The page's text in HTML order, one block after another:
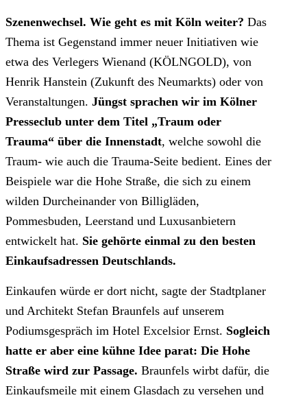
Szenenwechsel. Wie geht es mit Köln weiter? Das
Thema ist Gegenstand immer neuer Initiativen wie
etwa des Verlegers Wienand (KÖLNGOLD), von
Henrik Hanstein (Zukunft des Neumarkts) oder von
Veranstaltungen. Jüngst sprachen wir im Kölner
Presseclub unter dem Titel „Traum oder
Trauma“ über die Innenstadt, welche sowohl die
Traum- wie auch die Trauma-Seite bedient. Eines der
Beispiele war die Hohe Straße, die sich zu einem
wilden Durcheinander von Billigläden,
Pommesbuden, Leerstand und Luxusanbietern
entwickelt hat. Sie gehörte einmal zu den besten
Einkaufsadressen Deutschlands.
Einkaufen würde er dort nicht, sagte der Stadtplaner
und Architekt Stefan Braunfels auf unserem
Podiumsgespräch im Hotel Excelsior Ernst. Sogleich
hatte er aber eine kühne Idee parat: Die Hohe
Straße wird zur Passage. Braunfels wirbt dafür, die
Einkaufsmeile mit einem Glasdach zu versehen und